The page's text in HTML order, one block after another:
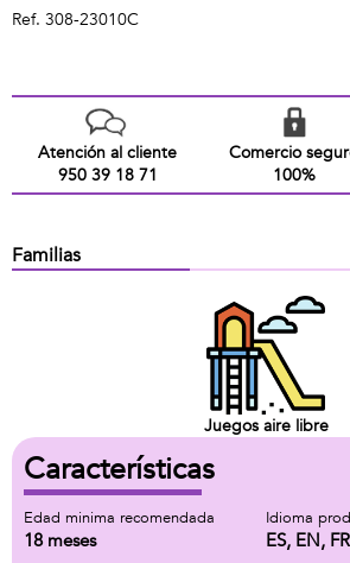
Ref. 308-23010C
Atención al cliente
950 39 18 71
Comercio
100%
Familias
Juegos aire libre
Características
Edad minima recomendada
18 meses
Idioma
ES, EN,